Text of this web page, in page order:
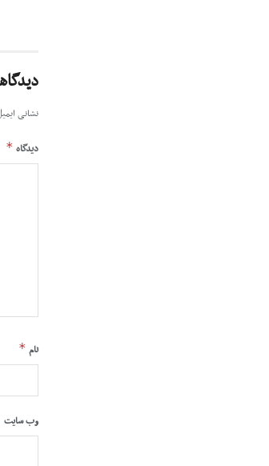
نشانی
دیدگاه *
نام *
وب‌ سایت